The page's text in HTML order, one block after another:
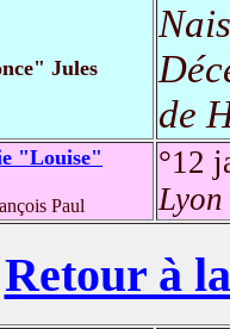
Jules
de
"Louise"
Paul
°12
Retour à